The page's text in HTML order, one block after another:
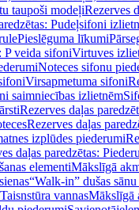
taupoši modeļiRezerves
Pudeļsifoni
Pieslēguma līkumi
P veida sifoniVirtuves
Noteces sifonu
Virsapmetuma sifoni
saimniecības izlietnēm
Rezerves daļas
Rezerves daļas
izplūdes piederumi
daļas paredzētas:
elementiMākslīgā
“Walk-in” dušas sānu
Taisnstūra vannasMākslīgā